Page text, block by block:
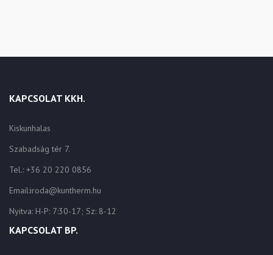
KAPCSOLAT KKH.
Kiskunhalas
Szabadság tér 7.
Tel.: +36 20 220 0856
Email:iroda@kuntherm.hu
Nyitva: H-P: 7:30-17; Sz: 8-12
KAPCSOLAT BP.